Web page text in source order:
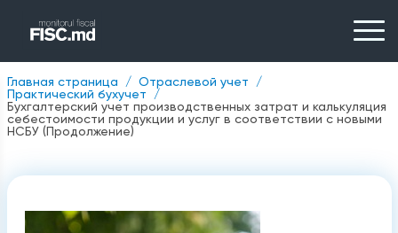
Главная страница
Отраслевой учет
Практический бухучет
Бухгалтерский учет производственных затрат и калькуляция
себестоимости продукции и услуг в соответствии с новыми
НСБУ (Продолжение)